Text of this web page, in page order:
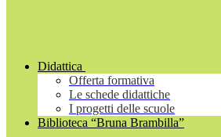
Didattica
Offerta formativa
Le schede didattiche
I progetti delle scuole
Biblioteca “Bruna Brambilla”